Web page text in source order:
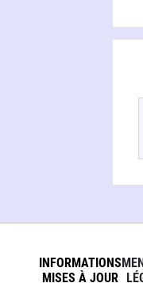
INFORMATIONS
MISES À JOUR